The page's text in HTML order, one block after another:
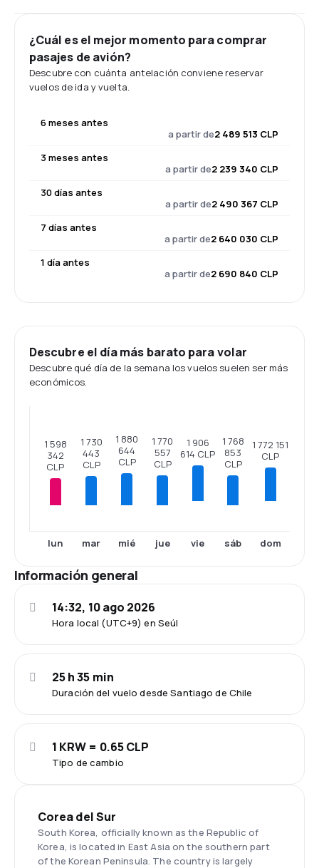
¿Cuál es el mejor momento para comprar
pasajes de avión?
Descubre con cuánta antelación conviene reservar
vuelos de ida y vuelta.
6 meses antes
a partir de2 489 513 CLP
3 meses antes
a partir de2 239 340 CLP
30 días antes
a partir de2 490 367 CLP
7 días antes
a partir de2 640 030 CLP
1 día antes
a partir de2 690 840 CLP
Descubre el día más barato para volar
Descubre qué día de la semana los vuelos suelen ser más
económicos.
1 598
342
CLP
lun
1 730
443
CLP
mar
1 880
644
CLP
mié
1 770
557
CLP
jue
1 906
614 CLP
vie
1 768
853
CLP
sáb
1 772 151
CLP
dom
Información general
Hora local (UTC+9) en Seúl
14:32, 10 ago 2026
Duración del vuelo desde Santiago de Chile
25 h 35 min
Tipo de cambio
1 KRW = 0.65 CLP
Corea del Sur
South Korea, officially known as the Republic of
Korea, is located in East Asia on the southern part
of the Korean Peninsula. The country is largely